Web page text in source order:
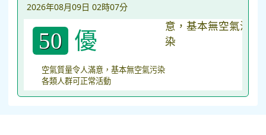
2026年08月09日 02時07分
50 優
空氣質量令人滿意，基本無空氣污染
各類人群可正常活動